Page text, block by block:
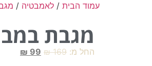
עמוד הבית / לאמבטיה /
מגבת
החל מ: ₪169
₪ 99